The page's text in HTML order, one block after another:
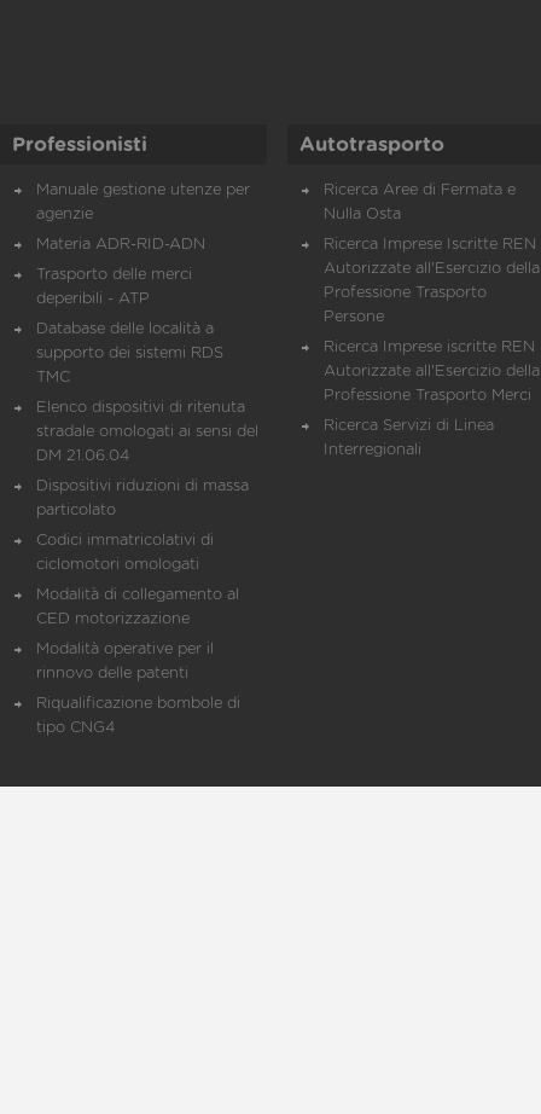
Professionisti
Manuale gestione utenze per
agenzie
Materia ADR-RID-ADN
Trasporto delle merci
deperibili - ATP
Database delle località a
supporto dei sistemi RDS
TMC
Elenco dispositivi di ritenuta
stradale omologati ai sensi del
DM 21.06.04
Dispositivi riduzioni di massa
particolato
Codici immatricolativi di
ciclomotori omologati
Modalità di collegamento al
CED motorizzazione
Modalità operative per il
rinnovo delle patenti
Riqualificazione bombole di
tipo CNG4
Autotrasporto
Ricerca Aree di Fermata e
Nulla Osta
Ricerca Imprese Iscritte REN
Autorizzate all'Esercizio della
Professione Trasporto
Persone
Ricerca Imprese iscritte REN
Autorizzate all'Esercizio della
Professione Trasporto Merci
Ricerca Servizi di Linea
Interregionali